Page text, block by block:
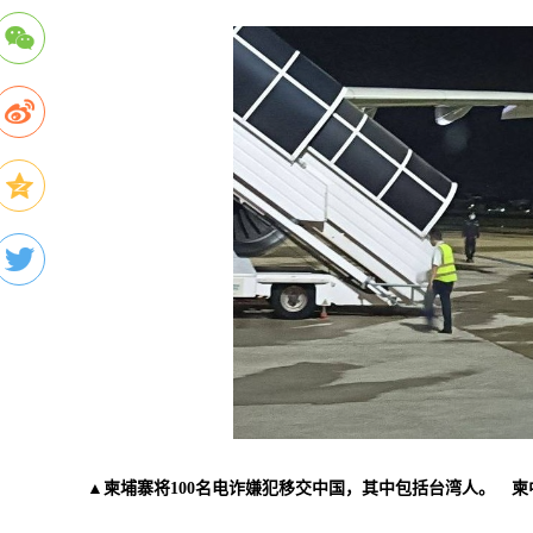
▲柬埔寨将100名电诈嫌犯移交中国，其中包括台湾人。 柬